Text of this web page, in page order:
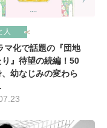
人
マ化で話題の『団地
』待望の続編！50
幼なじみの変わら